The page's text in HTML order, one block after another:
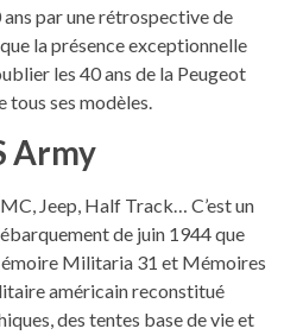
par une rétrospective de
la présence exceptionnelle
les 40 ans de la Peugeot
tous ses modèles.
Army
Jeep, Half Track… C’est un
de juin 1944 que
Militaria 31 et Mémoires
américain reconstitué
des tentes base de vie et